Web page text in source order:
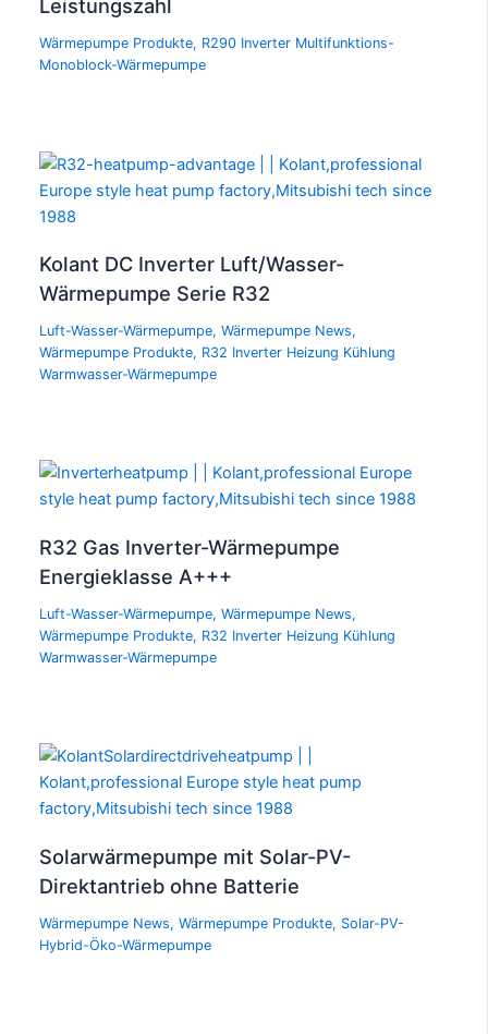
Leistungszahl
Wärmepumpe Produkte, R290 Inverter Multifunktions-
Monoblock-Wärmepumpe
Kolant DC Inverter Luft/Wasser-
Wärmepumpe Serie R32
Luft-Wasser-Wärmepumpe,Wärmepumpe News,
Wärmepumpe Produkte, R32 Inverter Heizung Kühlung
Warmwasser-Wärmepumpe
R32 Gas Inverter-Wärmepumpe
Energieklasse A+++
Luft-Wasser-Wärmepumpe,Wärmepumpe News,
Wärmepumpe Produkte, R32 Inverter Heizung Kühlung
Warmwasser-Wärmepumpe
Solarwärmepumpe mit Solar-PV-
Direktantrieb ohne Batterie
Wärmepumpe News,Wärmepumpe Produkte, Solar-PV-
Hybrid-Öko-Wärmepumpe